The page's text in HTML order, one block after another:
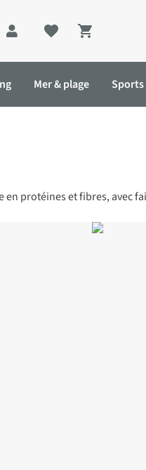
Shopping
Mer & plage Sports
protéines et fibres, avec